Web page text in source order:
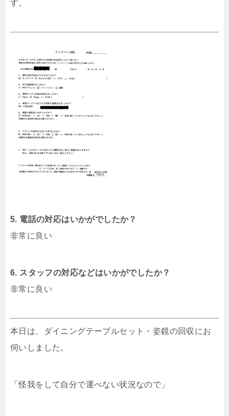
す。
5. 電話の対応はいかがでしたか？
非常に良い
6. スタッフの対応などはいかがでしたか？
非常に良い
本日は、ダイニングテーブルセット・姿鏡の回収にお
伺いしました。
「怪我をして自分で運べない状況なので」